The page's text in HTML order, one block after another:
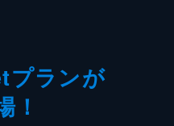
プランが
！